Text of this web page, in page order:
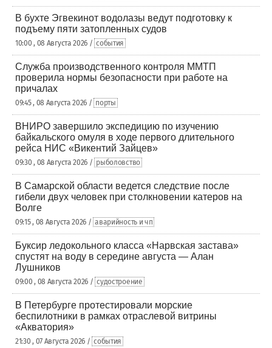
В бухте Эгвекинот водолазы ведут подготовку к
подъему пяти затопленных судов
10:00 , 08 Августа 2026 / события
Служба производственного контроля ММТП
проверила нормы безопасности при работе на
причалах
09:45 , 08 Августа 2026 / порты
ВНИРО завершило экспедицию по изучению
байкальского омуля в ходе первого длительного
рейса НИС «Викентий Зайцев»
09:30 , 08 Августа 2026 / рыболовство
В Самарской области ведется следствие после
гибели двух человек при столкновении катеров на
Волге
09:15 , 08 Августа 2026 / аварийность и чп
Буксир ледокольного класса «Нарвская застава»
спустят на воду в середине августа — Алан
Лушников
09:00 , 08 Августа 2026 / судостроение
В Петербурге протестировали морские
беспилотники в рамках отраслевой витрины
«Акватория»
21:30 , 07 Августа 2026 / события